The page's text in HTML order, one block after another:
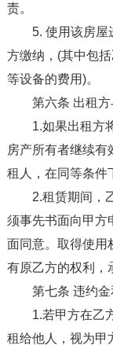
责。
5. 使用该房屋
方缴纳，(其中包
等设备的费用)。
第六条 出租方
1.如果出租方
房产所有者继续有
租人，在同等条件
2.租赁期间，
须事先书面向甲方
面同意。取得使用
有原乙方的权利，
第七条 违约
1.若甲方在乙
租给他人，视为甲